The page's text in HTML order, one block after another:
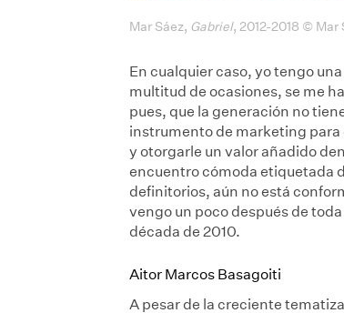
Mar Sáez, Gabriel, 2012-2018 © Mar
En cualquier caso, yo tengo
multitud de ocasiones, se me
pues, que la generación no
instrumento de marketing para
y otorgarle un valor añadido
encuentro cómoda etiquetada
definitorios, aún no está
vengo un poco después de
década de 2010.
Aitor Marcos Basagoiti
A pesar de la creciente